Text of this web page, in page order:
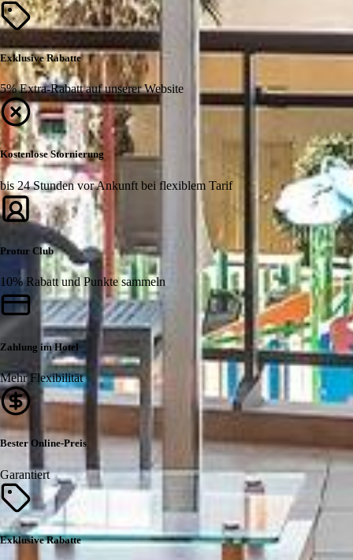
Exklusive Rabatte
5% Extra-Rabatt auf unserer Website
Kostenlose Stornierung
bis 24 Stunden vor Ankunft bei flexiblem Tarif
Protur Club
10% Rabatt und Punkte sammeln
Zahlung im Hotel
Mehr Flexibilität
Bester Online-Preis
Garantiert
Exklusive Rabatte